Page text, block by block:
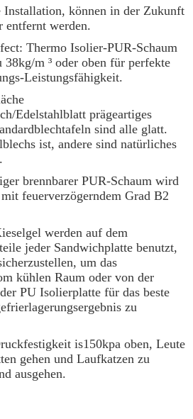
Installation, können in der Zukunft
entfernt werden.
Thermo Isolier-PUR-Schaum
m ³ oder oben für perfekte
Leistungsfähigkeit.
Edelstahlblatt prägeartiges
sind alle glatt.
ist, andere sind natürliches
brennbarer PUR-Schaum wird
feuerverzögerndem Grad B2
werden auf dem
jeder Sandwichplatte benutzt,
um das
kühlen Raum oder von der
PU Isolierplatte für das beste
zu
is150kpa oben, Leute
gehen und Laufkatzen zu
ausgehen.